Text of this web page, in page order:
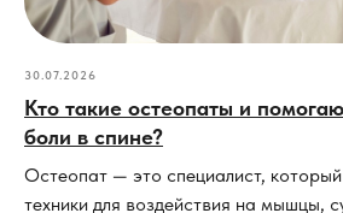
30.07.2026
Кто такие остеопаты и
боли в спине?
Остеопат — это специалист, который
техники для воздействия на мышцы,